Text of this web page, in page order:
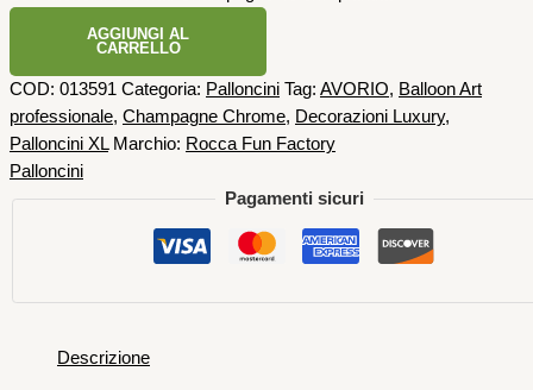
AGGIUNGI AL
CARRELLO
COD: 013591 Categoria: Palloncini Tag: AVORIO, Balloon Art
professionale, Champagne Chrome, Decorazioni Luxury,
Palloncini XL Marchio: Rocca Fun Factory
Palloncini
Pagamenti sicuri
Descrizione